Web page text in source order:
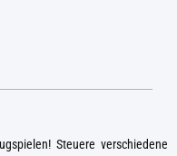
Steuere verschiedene